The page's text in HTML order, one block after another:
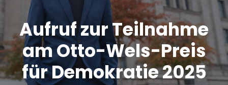
Aufruf zur Teilnahme
am Otto-Wels-Preis
für Demokratie 2025